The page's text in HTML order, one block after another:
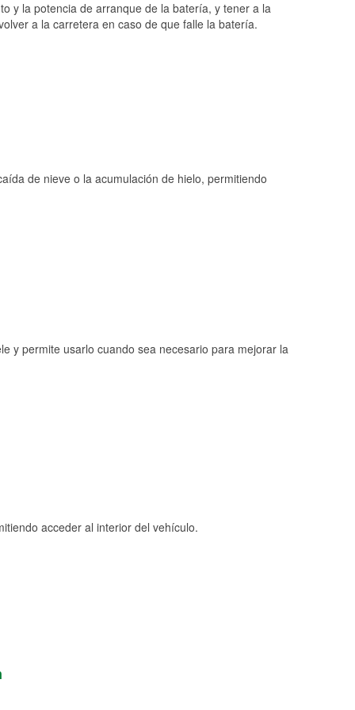
y la potencia de arranque de la batería, y tener a la
a la carretera en caso de que falle la batería.
de nieve o la acumulación de hielo, permitiendo
y permite usarlo cuando sea necesario para mejorar la
acceder al interior del vehículo.